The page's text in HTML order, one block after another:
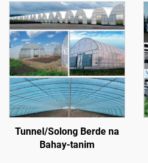
Tunnel/Solong Berde na
Bahay-tanim